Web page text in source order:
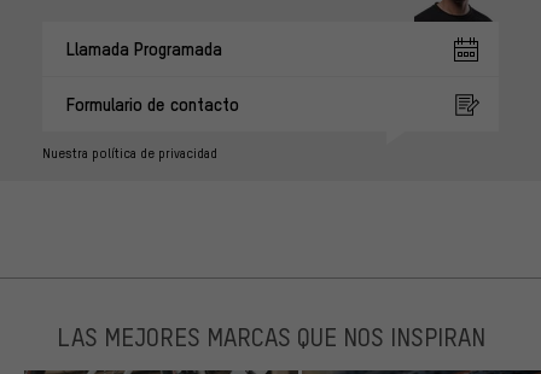
Llamada Programada
Formulario de contacto
Nuestra política de privacidad
LAS MEJORES MARCAS QUE NOS INSPIRAN